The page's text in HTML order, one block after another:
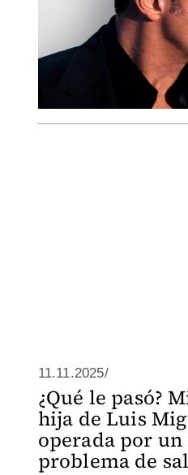
11.11.2025/
¿Qué le pasó?
hija de Luis
operada por
problema de